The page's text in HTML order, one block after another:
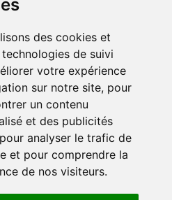
des cookies et
de suivi
votre expérience
sur notre site, pour
un contenu
et des publicités
analyser le trafic de
et pour comprendre la
de nos visiteurs.
des cookies et
de suivi
votre expérience
sur notre site, pour
un contenu
et des publicités
analyser le trafic de
et pour comprendre la
de nos visiteurs.